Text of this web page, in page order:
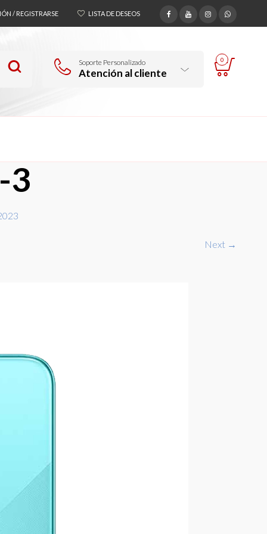
/ REGISTRARSE LISTA DE DESEOS
Soporte Personalizado
Atención al cliente
0
3
Next →